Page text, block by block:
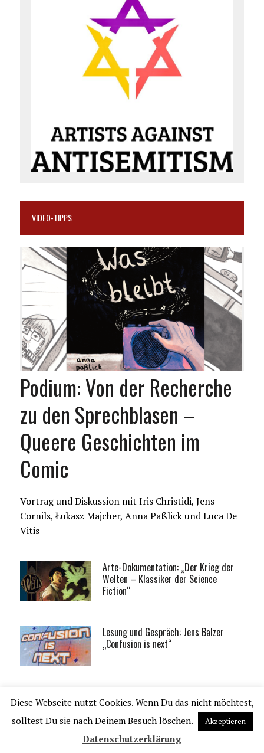
VIDEO-TIPPS
Podium: Von der Recherche
zu den Sprechblasen –
Queere Geschichten im
Comic
Vortrag und Diskussion mit Iris Christidi, Jens
Cornils, Łukasz Majcher, Anna Paßlick und Luca De
Vitis
Arte-Dokumentation: „Der Krieg der
Welten – Klassiker der Science
Fiction“
Lesung und Gespräch: Jens Balzer
„Confusion is next“
Mitschnitt vom 22. Dortmunder
Comic-Streit erschienen
Diese Webseite nutzt Cookies. Wenn Du das nicht möchtest,
solltest Du sie nach Deinem Besuch löschen.
Akzeptieren
Datenschutzerklärung